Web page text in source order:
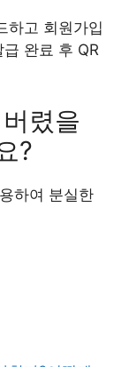
하고 회원가입
완료 후 QR
렸을
?
하여 분실한